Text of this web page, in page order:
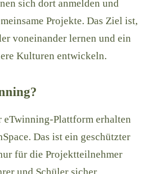
sich dort anmelden und
Projekte. Das Ziel ist,
voneinander lernen und ein
Kulturen entwickeln.
eTwinning-Plattform erhalten
Das ist ein geschützter
für die Projektteilnehmer